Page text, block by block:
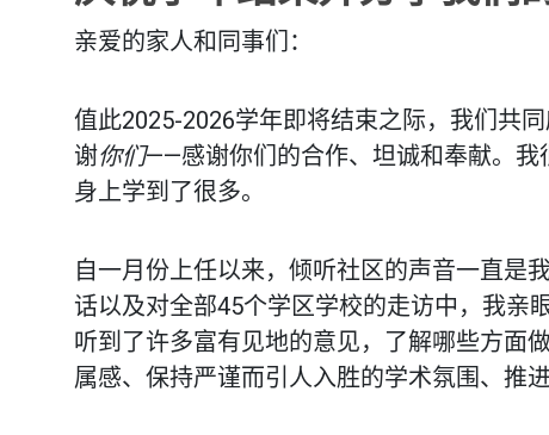
亲爱的家人和同事们：
值此2025-2026学年即将结束之际，我们共
谢你们——感谢你们的合作、坦诚和奉献。我
身上学到了很多。
自一月份上任以来，倾听社区的声音一直是
话以及对全部45个学区学校的走访中，我亲
听到了许多富有见地的意见，了解哪些方面
属感、保持严谨而引人入胜的学术氛围、推